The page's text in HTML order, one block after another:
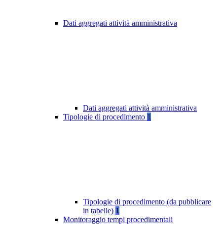
Dati aggregati attività amministrativa
Dati aggregati attività amministrativa
Tipologie di procedimento 1
Tipologie di procedimento (da pubblicare
in tabelle) 1
Monitoraggio tempi procedimentali